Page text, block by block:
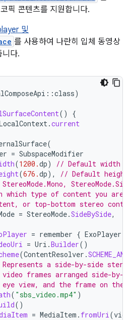
픽 콘텐츠를 지원합니다.
및
를 사용하여 나란히 입체 동영상
니다.
::class)
()
{
.current
(
= SubspaceModifier
(1200.dp)
// Default width
(676.dp),
// Default
which type of content you are
or top-bottom stereo
= StereoMode.SideBySide,
= remember { ExoPlayer
= Uri .Builder()
(ContentResolver .
a side-by-side
frames arranged side-
view, and the frame on
( "sbs_video.mp4" )
()
= MediaItem . fromUri (